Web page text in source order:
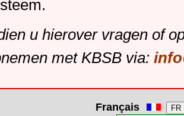
u hierover vragen of
met KBSB via:
Français